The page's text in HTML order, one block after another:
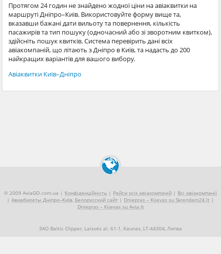
Протягом 24 годин не знайдено жодної ціни на авіаквитки на
маршруті Дніпро–Київ. Використовуйте форму вище та,
вказавши бажані дати вильоту та повернення, кількість
пасажирів та тип пошуку (одночасний або зі зворотним квитком),
здійсніть пошук квитків. Система перевірить дані всіх
авіакомпаній, що літають з Дніпро в Київ, та надасть до 200
найкращих варіантів для вашого вибору.
Авіаквитки Київ–Дніпро
© 2009 AviaGO.com.ua | Конфіденційність | Рейси усіх авіакомпаній | Всі авіакомпанії
| Авиабилеты Дніпро–Київ, Белорусский сайт | Dniepras – Kijevas su Skrendam24.lt |
Dniepras – Kijevas su Avia.lt
ЗАО Baltic Clipper, Laisvės al. 61-1, Kaunas, LT-44304, Литва